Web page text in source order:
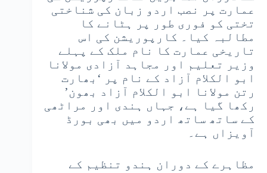
عمارت پر نصب اردو زبان کی شناختی
تختی کو فوری طور پر ہٹانے کا
مطالبہ کیا۔ کارپوریشن کی اس
تاریخی عمارت کا نام ملک کے پہلے
وزیر تعلیم اور مجاہد آزادی مولانا
ابو الکلام آزاد کے نام پر ‘بھارت
رتن مولانا ابو الکلام آزاد بھون’
رکھا گیا ہے، جہاں ہندی اور مراٹھی
کے ساتھ ساتھ اردو میں بھی بورڈ
آویزاں ہے۔
مظاہرے کے دوران ہندو تنظیم کے